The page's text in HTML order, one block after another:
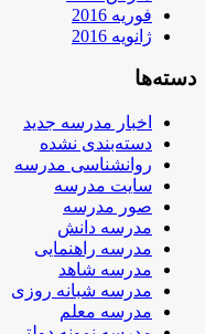
فوریه 2016
ژانویه 2016
دسته‌ها
اخبار مدرسه جدید
دسته‌بندی نشده
روانشناسی مدرسه
سایت مدرسه
صور مدرسه
مدرسه دانش
مدرسه راهنمایی
مدرسه شاهد
مدرسه شبانه روزی
مدرسه معلم